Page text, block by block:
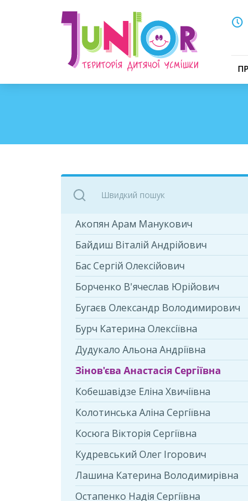
Акопян Арам Манукович
Байдиш Віталій Андрійович
Бас Сергій Олексійович
Борченко В'ячеслав Юрійович
Бугаєв Олександр Володимирович
Бурч Катерина Олексіївна
Дудукало Альона Андрiївна
Зінов'єва Анастасія Сергіївна
Кобешавідзе Еліна Хвичіївна
Колотинська Аліна Сергіївна
Косюга Вікторія Сергіївна
Кудревський Олег Ігорович
Лашина Катерина Володимирівна
Остапенко Надія Сергіївна